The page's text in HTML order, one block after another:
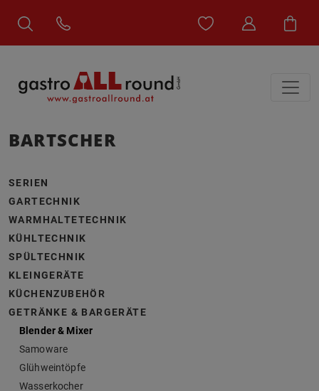
BARTSCHER
SERIEN
GARTECHNIK
WARMHALTETECHNIK
KÜHLTECHNIK
SPÜLTECHNIK
KLEINGERÄTE
KÜCHENZUBEHÖR
GETRÄNKE & BARGERÄTE
Blender & Mixer
Samoware
Glühweintöpfe
Wasserkocher